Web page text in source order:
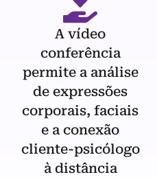
A vídeo
conferência
permite a análise
de expressões
corporais, faciais
e a conexão
cliente-psicólogo
à distância